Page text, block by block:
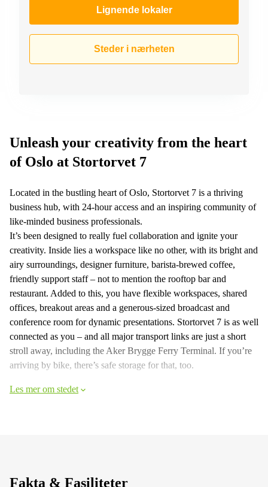
Lignende lokaler
Steder i nærheten
Unleash your creativity from the heart
of Oslo at Stortorvet 7
Located in the bustling heart of Oslo, Stortorvet 7 is a thriving
business hub, with 24-hour access and an inspiring community of
like-minded business professionals.
It’s been designed to really fuel collaboration and ignite your
creativity. Inside lies a workspace like no other, with its bright and
airy surroundings, designer furniture, barista-brewed coffee,
friendly support staff – not to mention the rooftop bar and
restaurant. Added to this, you have flexible workspaces, shared
offices, breakout areas and a generous-sized broadcast and
conference room for dynamic presentations. Stortorvet 7 is as well
connected as you – and all major transport links are just a short
stroll away, including the Aker Brygge Ferry Terminal. If you’re
arriving by bike, there’s safe storage for that, too.
Les mer om stedet
Fakta & Fasiliteter